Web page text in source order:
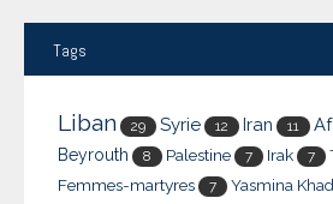
Tags
Liban 29 Syrie 12 Iran 11
Beyrouth 8 Palestine 7 Irak 7
Femmes-martyres 7 Yasmina